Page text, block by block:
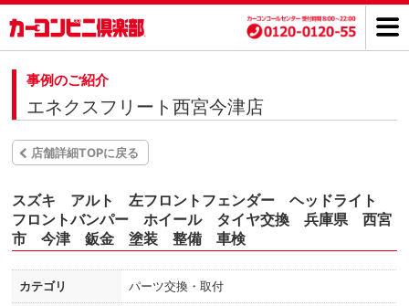
事例のご紹介
エネクスフリート西宮今津店
店舗詳細TOPに戻る
スズキ アルト 左フロントフェンダー ヘッドライト
フロントバンパー ホイール タイヤ交換 兵庫県 西宮
市 今津 鈑金 塗装 整備 車検
カテゴリ パーツ交換・取付